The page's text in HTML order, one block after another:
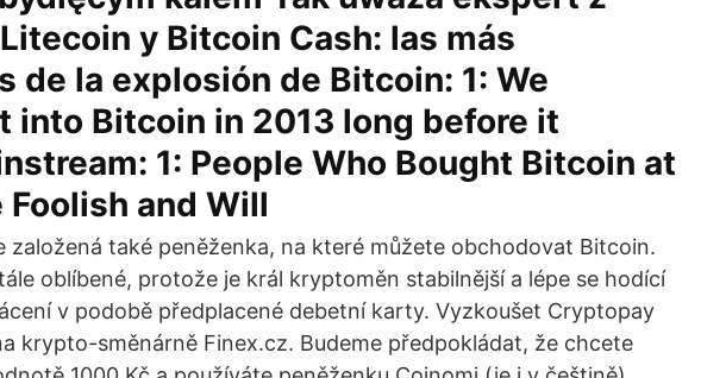
y Bitcoin Cash: las más
de la explosión de Bitcoin: 1: We
into Bitcoin in 2013 long before it
1: People Who Bought Bitcoin at
Foolish and Will
založená také peněženka, na které můžete obchodovat Bitcoin.
oblíbené, protože je král kryptoměn stabilnější a lépe se hodící
v podobě předplacené debetní karty. Vyzkoušet Cryptopay
krypto-směnárně Finex.cz. Budeme předpokládat, že chcete